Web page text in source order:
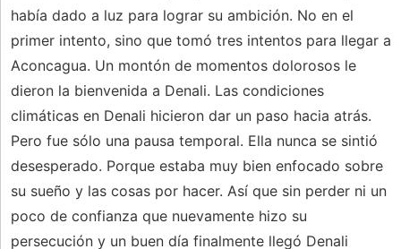
había dado a luz para lograr su ambición. No en el
primer intento, sino que tomó tres intentos para llegar a
Aconcagua. Un montón de momentos dolorosos le
dieron la bienvenida a Denali. Las condiciones
climáticas en Denali hicieron dar un paso hacia atrás.
Pero fue sólo una pausa temporal. Ella nunca se sintió
desesperado. Porque estaba muy bien enfocado sobre
su sueño y las cosas por hacer. Así que sin perder ni un
poco de confianza que nuevamente hizo su
persecución y un buen día finalmente llegó Denali